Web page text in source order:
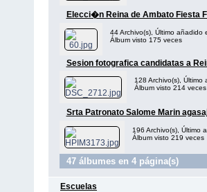
Elecci�n Reina de Ambato Fiesta
44 Archivo(s), Último añadido
Álbum visto 175 veces
Sesion fotografica candidatas a
128 Archivo(s), Último
Álbum visto 214 veces
Srta Patronato Salome Marin
196 Archivo(s), Último
Álbum visto 219 veces
47 álbumes en 4 página(s)
Escuelas